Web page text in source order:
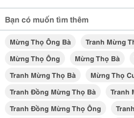
Bạn có muốn tìm thêm
Mừng Thọ Ông Bà
Tranh Mừng
Mừng Thọ Ông
Mừng Thọ Bà
Tranh Mừng Thọ Bà
Mừng Thọ
Tranh Đồng Mừng Thọ Bà
Tranh
Tranh Đồng Mừng Thọ Ông